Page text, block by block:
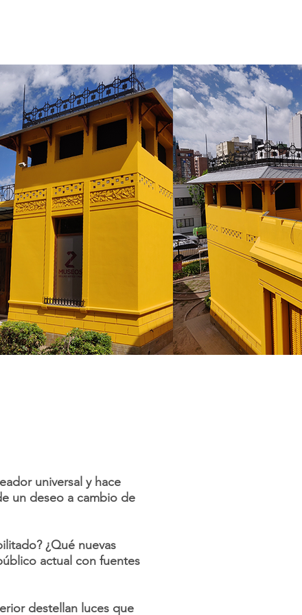
universal y hace
un deseo a cambio de
¿Qué nuevas
actual con fuentes
destellan luces que